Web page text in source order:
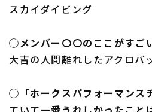
スカイダイビング
◯メンバー〇〇のここがすご
大吉の人間離れしたアクロバ
◯「ホークスパフォーマンス